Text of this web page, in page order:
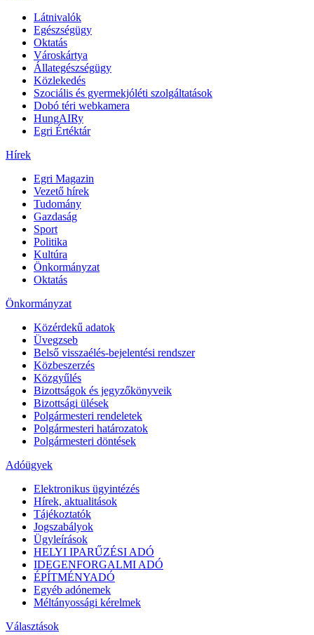
Látnivalók
Egészségügy
Oktatás
Városkártya
Állategészségügy
Közlekedés
Szociális és gyermekjóléti szolgáltatások
Dobó téri webkamera
HungAIRy
Egri Értéktár
Hírek
Egri Magazin
Vezető hírek
Tudomány
Gazdaság
Sport
Politika
Kultúra
Önkormányzat
Oktatás
Önkormányzat
Közérdekű adatok
Üvegzseb
Belső visszaélés-bejelentési rendszer
Közbeszerzés
Közgyűlés
Bizottságok és jegyzőkönyveik
Bizottsági ülések
Polgármesteri rendeletek
Polgármesteri határozatok
Polgármesteri döntések
Adóügyek
Elektronikus ügyintézés
Hírek, aktualitások
Tájékoztatók
Jogszabályok
Ügyleírások
HELYI IPARŰZÉSI ADÓ
IDEGENFORGALMI ADÓ
ÉPÍTMÉNYADÓ
Egyéb adónemek
Méltányossági kérelmek
Választások